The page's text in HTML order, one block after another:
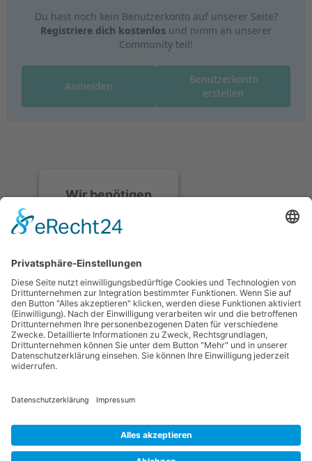
Joahnn Soe:
Du hast noch kein Benutzerkonto auf unserer Seite?
Registriere dich kostenlos und nimm an unserer
Community teil!
Benutzerkonto
erstellen
Anmelden
Wir benötigen
Zustimmung, um
Service zu laden!
Wir verwenden
Discord, um Inhalte
einzubetten. Dieser
Service kann Daten zu
Ihren Aktivitäten
sammeln. Bitte lesen
Nutzung des Service
anzuzeigen.
Mehr Informationen
Datenschutzerklärung Impressum